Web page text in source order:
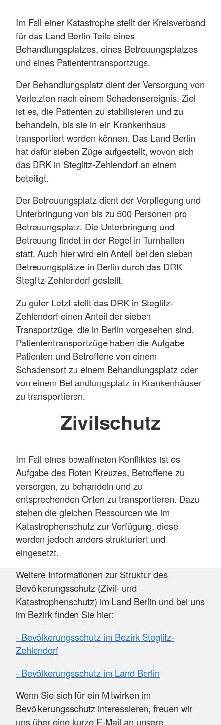
Im Fall einer Katastrophe stellt der Kreisverband
für das Land Berlin Teile eines
Behandlungsplatzes, eines Betreuungsplatzes
und eines Patiententransportzugs.
Der Behandlungsplatz dient der Versorgung von
Verletzten nach einem Schadensereignis. Ziel
ist es, die Patienten zu stabilisieren und zu
behandeln, bis sie in ein Krankenhaus
transportiert werden können. Das Land Berlin
hat dafür sieben Züge aufgestellt, wovon sich
das DRK in Steglitz-Zehlendorf an einem
beteiligt.
Der Betreuungsplatz dient der Verpflegung und
Unterbringung von bis zu 500 Personen pro
Betreuungsplatz. Die Unterbringung und
Betreuung findet in der Regel in Turnhallen
statt. Auch hier wird ein Anteil bei den sieben
Betreuungsplätze in Berlin durch das DRK
Steglitz-Zehlendorf gestellt.
Zu guter Letzt stellt das DRK in Steglitz-
Zehlendorf einen Anteil der sieben
Transportzüge, die in Berlin vorgesehen sind.
Patiententransportzüge haben die Aufgabe
Patienten und Betroffene von einem
Schadensort zu einem Behandlungsplatz oder
von einem Behandlungsplatz in Krankenhäuser
zu transportieren.
Zivilschutz
Im Fall eines bewaffneten Konfliktes ist es
Aufgabe des Roten Kreuzes, Betroffene zu
versorgen, zu behandeln und zu
entsprechenden Orten zu transportieren. Dazu
stehen die gleichen Ressourcen wie im
Katastrophenschutz zur Verfügung, diese
werden jedoch anders strukturiert und
eingesetzt.
Weitere Informationen zur Struktur des
Bevölkerungsschutz (Zivil- und
Katastrophenschutz) im Land Berlin und bei uns
im Bezirk finden Sie hier:
- Bevölkerungsschutz im Bezirk Steglitz-
Zehlendorf
- Bevölkerungsschutz im Land Berlin
Wenn Sie sich für ein Mitwirken im
Bevölkerungsschutz interessieren, freuen wir
uns über eine kurze E-Mail an unsere